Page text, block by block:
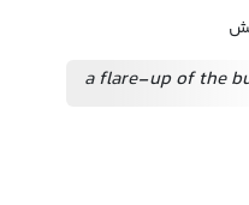
a flare-up of the